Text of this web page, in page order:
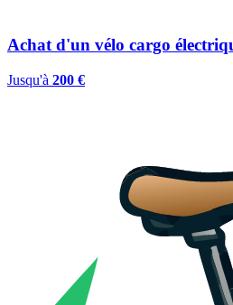
Achat d'un vélo cargo
Jusqu'à 200 €